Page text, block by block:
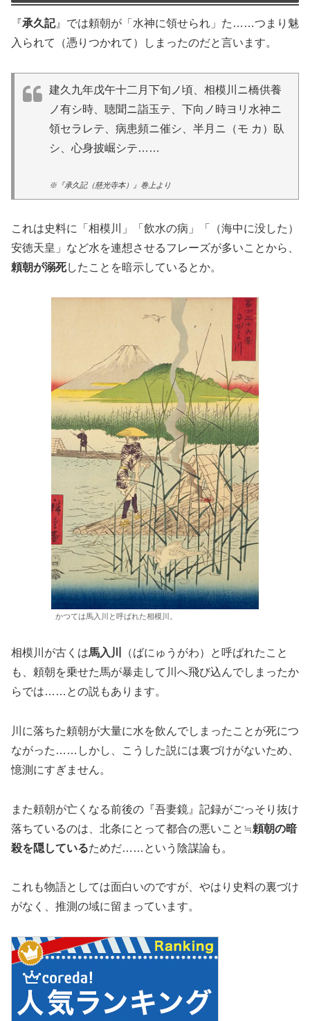
『承久記』では頼朝が「水神に領せられ」た……つまり魅
入られて（憑りつかれて）しまったのだと言います。
建久九年戊午十二月下旬ノ頃、相模川ニ橋供養
ノ有シ時、聴聞ニ詣玉テ、下向ノ時ヨリ水神ニ
領セラレテ、病患頻ニ催シ、半月ニ（モ カ）臥
シ、心身披崛シテ……
※『承久記（慈光寺本）』巻上より
これは史料に「相模川」「飲水の病」「（海中に没した）
安徳天皇」など水を連想させるフレーズが多いことから、
頼朝が溺死したことを暗示しているとか。
かつては馬入川と呼ばれた相模川。
相模川が古くは馬入川
（ばにゅうがわ）と呼ばれたこと
も、頼朝を乗せた馬が暴走して川へ飛び込んでしまったか
らでは……との説もあります。
川に落ちた頼朝が大量に水を飲んでしまったことが死につ
ながった……しかし、こうした説には裏づけがないため、
憶測にすぎません。
また頼朝が亡くなる前後の『吾妻鏡』記録がごっそり抜け
落ちているのは、北条にとって都合の悪いこと≒頼朝の暗
殺を隠しているためだ……という陰謀論も。
これも物語としては面白いのですが、やはり史料の裏づけ
がなく、推測の域に留まっています。